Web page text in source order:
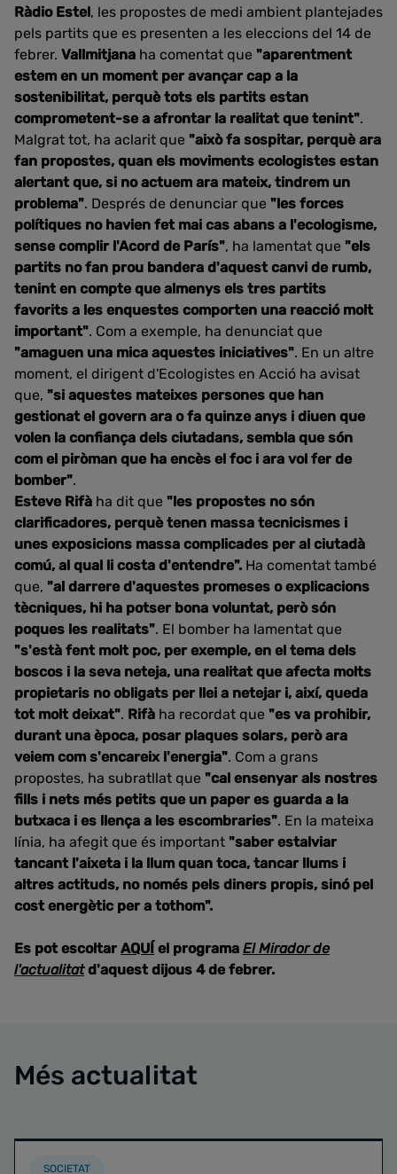
Ràdio Estel, les propostes de medi ambient plantejades
pels partits que es presenten a les eleccions del 14 de
febrer. Vallmitjana ha comentat que "aparentment
estem en un moment per avançar cap a la
sostenibilitat, perquè tots els partits estan
comprometent-se a afrontar la realitat que tenint".
Malgrat tot, ha aclarit que "això fa sospitar, perquè ara
fan propostes, quan els moviments ecologistes estan
alertant que, si no actuem ara mateix, tindrem un
problema". Després de denunciar que "les forces
polítiques no havien fet mai cas abans a l'ecologisme,
sense complir l'Acord de París", ha lamentat que "els
partits no fan prou bandera d'aquest canvi de rumb,
tenint en compte que almenys els tres partits
favorits a les enquestes comporten una reacció molt
important". Com a exemple, ha denunciat que
"amaguen una mica aquestes iniciatives". En un altre
moment, el dirigent d'Ecologistes en Acció ha avisat
que, "si aquestes mateixes persones que han
gestionat el govern ara o fa quinze anys i diuen que
volen la confiança dels ciutadans, sembla que són
com el piròman que ha encès el foc i ara vol fer de
bomber".
Esteve Rifà ha dit que "les propostes no són
clarificadores, perquè tenen massa tecnicismes i
unes exposicions massa complicades per al ciutadà
comú, al qual li costa d'entendre". Ha comentat també
que, "al darrere d'aquestes promeses o explicacions
tècniques, hi ha potser bona voluntat, però són
poques les realitats". El bomber ha lamentat que
"s'està fent molt poc, per exemple, en el tema dels
boscos i la seva neteja, una realitat que afecta molts
propietaris no obligats per llei a netejar i, així, queda
tot molt deixat". Rifà ha recordat que "es va prohibir,
durant una època, posar plaques solars, però ara
veiem com s'encareix l'energia". Com a grans
propostes, ha subratllat que "cal ensenyar als nostres
fills i nets més petits que un paper es guarda a la
butxaca i es llença a les escombraries". En la mateixa
línia, ha afegit que és important "saber estalviar
tancant l'aixeta i la llum quan toca, tancar llums i
altres actituds, no només pels diners propis, sinó pel
cost energètic per a tothom".
Es pot escoltar AQUÍ el programa El Mirador de
l'actualitatd'aquest dijous 4 de febrer.
Més actualitat
SOCIETAT